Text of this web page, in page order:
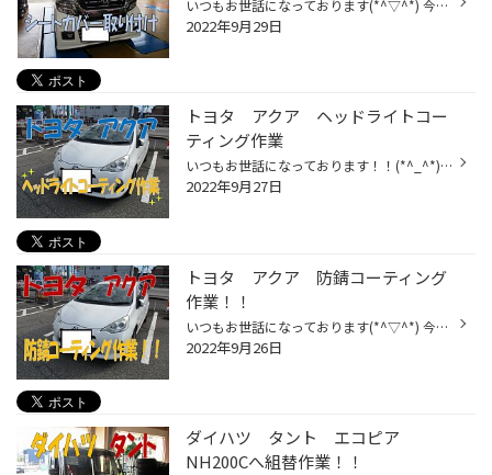
いつもお世話になっております(*^▽^*) 今回はホンダ Ｎ－ＢＯＸのシートカバー取り付けの様子をご紹介します！！ 今回取りつけるのはこちらのクラッツィオジュニアという商品です！(#^^#) こちらが取付前の画像です。 まずはヘッドレストを外してカバーを取り付けていきます。 次に座面にカバーをか...
2022年9月29日
トヨタ アクア ヘッドライトコー
ティング作業
いつもお世話になっております！！(*^_^*) 今回はトヨタ アクアのヘッドライトコーティング作業の様子をご案内します！ 前回ご紹介した防錆コーティング作業に合わせてのご依頼となります！！ 施工前の左右のライトの状態がコチラです！ 全体的に黄ばみが広がっています… まずは作業に入る前にヘッ...
2022年9月27日
トヨタ アクア 防錆コーティング
作業！！
いつもお世話になっております(*^▽^*) 今回はトヨタ アクアの防錆コーティング作業の様子をご紹介します！ まずは入庫後リフトアップしてコーティング剤が飛び散らないように周囲をシートで覆います。 その後専用のエアブラシにコーティング剤を入れて車両下回りの金属部分に吹き付けていきます。 B...
2022年9月26日
ダイハツ タント エコピア
NH200Cへ組替作業！！